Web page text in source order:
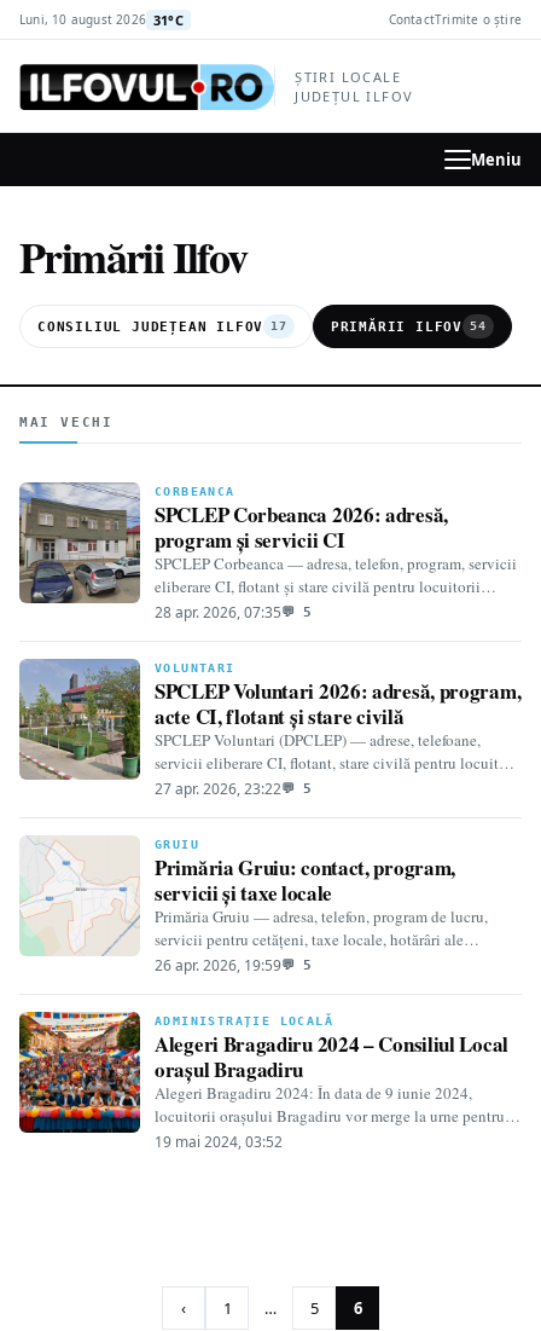
conținutul
Luni, 10 august 2026 31°C ContactTrimite o știre
ȘTIRI LOCALE
JUDEȚUL ILFOV
Meniu
Primării Ilfov
CONSILIUL JUDEȚEAN ILFOV 17 PRIMĂRII ILFOV 54
MAI VECHI
CORBEANCA
SPCLEP Corbeanca 2026: adresă,
program și servicii CI
SPCLEP Corbeanca — adresa, telefon, program, servicii
eliberare CI, flotant și stare civilă pentru locuitorii
localității din Ilfov.
28 apr. 2026, 07:35💬 5
VOLUNTARI
SPCLEP Voluntari 2026: adresă, program,
acte CI, flotant și stare civilă
SPCLEP Voluntari (DPCLEP) — adrese, telefoane,
servicii eliberare CI, flotant, stare civilă pentru locuitorii
orașului Voluntari, Ilfov.
27 apr. 2026, 23:22💬 5
GRUIU
Primăria Gruiu: contact, program,
servicii și taxe locale
Primăria Gruiu — adresa, telefon, program de lucru,
servicii pentru cetățeni, taxe locale, hotărâri ale
Consiliului Local și informații pentru comuna Gruiu…
26 apr. 2026, 19:59💬 5
ADMINISTRAȚIE LOCALĂ
Alegeri Bragadiru 2024 – Consiliul Local
orașul Bragadiru
Alegeri Bragadiru 2024: În data de 9 iunie 2024,
locuitorii orașului Bragadiru vor merge la urne pentru a-
și alege noua conducere locală,…
19 mai 2024, 03:52
articole
‹ 1 … 5 6